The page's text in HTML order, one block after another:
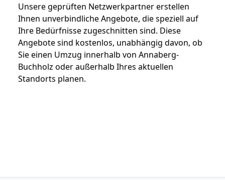
Unsere geprüften Netzwerkpartner erstellen
Ihnen unverbindliche Angebote, die speziell auf
Ihre Bedürfnisse zugeschnitten sind. Diese
Angebote sind kostenlos, unabhängig davon, ob
Sie einen Umzug innerhalb von Annaberg-
Buchholz oder außerhalb Ihres aktuellen
Standorts planen.